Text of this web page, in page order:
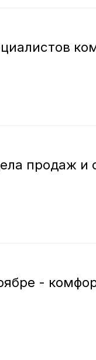
продаж и
-